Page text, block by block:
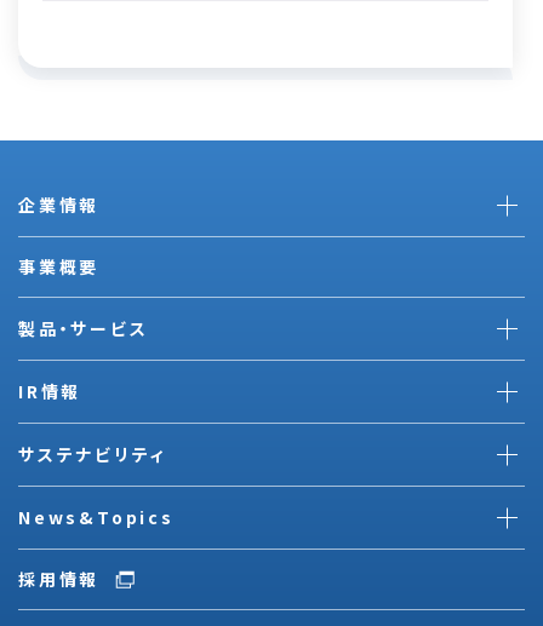
企業情報
事業概要
製品・サービス
IR情報
サステナビリティ
News&Topics
採用情報